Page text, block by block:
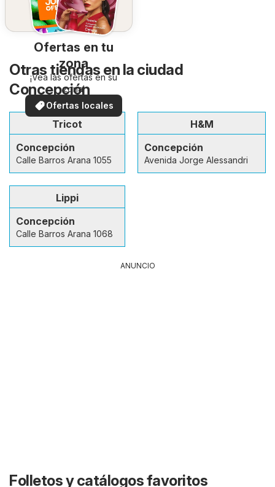
Ofertas en tu
zona
¡Vea las ofertas en su
zona!
Ofertas locales
Otras tiendas en la ciudad
Concepción
Tricot
Concepción
Calle Barros Arana 1055
H&M
Concepción
Avenida Jorge Alessandri
Lippi
Concepción
Calle Barros Arana 1068
ANUNCIO
Folletos y catálogos favoritos